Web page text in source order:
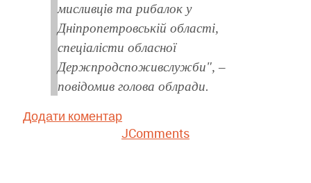
мисливців та рибалок у
Дніпропетровській області,
спеціалісти обласної
Держпродспоживслужби", –
повідомив голова облради.
Додати коментар
JComments